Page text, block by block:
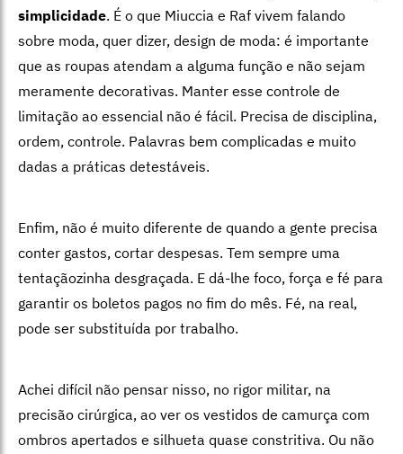
simplicidade. É o que Miuccia e Raf vivem falando
sobre moda, quer dizer, design de moda: é importante
que as roupas atendam a alguma função e não sejam
meramente decorativas. Manter esse controle de
limitação ao essencial não é fácil. Precisa de disciplina,
ordem, controle. Palavras bem complicadas e muito
dadas a práticas detestáveis.
Enfim, não é muito diferente de quando a gente precisa
conter gastos, cortar despesas. Tem sempre uma
tentaçãozinha desgraçada. E dá-lhe foco, força e fé para
garantir os boletos pagos no fim do mês. Fé, na real,
pode ser substituída por trabalho.
Achei difícil não pensar nisso, no rigor militar, na
precisão cirúrgica, ao ver os vestidos de camurça com
ombros apertados e silhueta quase constritiva. Ou não